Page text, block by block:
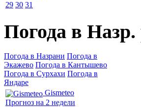
29 30 31
Погода в Назр.
Погода в Назрани Погода в
Экажево Погода в Кантышево
Погода в Сурхахи Погода в
Яндаре
Gismeteo
Прогноз на 2 недели